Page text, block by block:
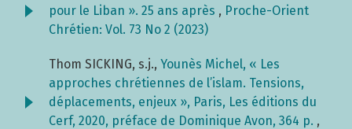
pour le Liban ». 25 ans après , Proche-Orient
Chrétien: Vol. 73 No 2 (2023)
Thom SICKING, s.j., Younès Michel, « Les
approches chrétiennes de l’islam. Tensions,
déplacements, enjeux », Paris, Les éditions du
Cerf, 2020, préface de Dominique Avon, 364 p. ,